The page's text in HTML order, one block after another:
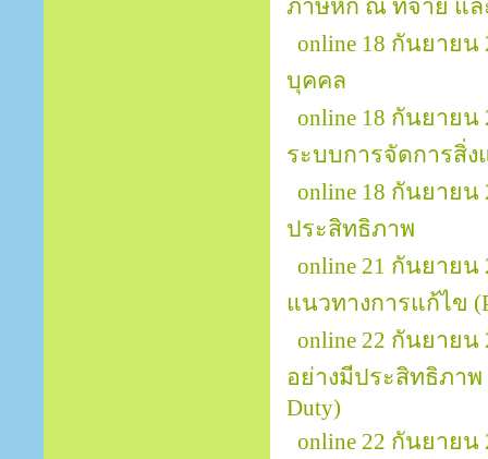
ภาษีหัก ณ ที่จ่าย แล
online 18 กันยาย
บุคคล
online 18 กันยายน
ระบบการจัดการสิ่ง
online 18 กันยายน
ประสิทธิภาพ
online 21 กันยาย
แนวทางการแก้ไข
online 22 กันยาย
อย่างมีประสิทธิภาพ
Duty)
online 22 กันยาย